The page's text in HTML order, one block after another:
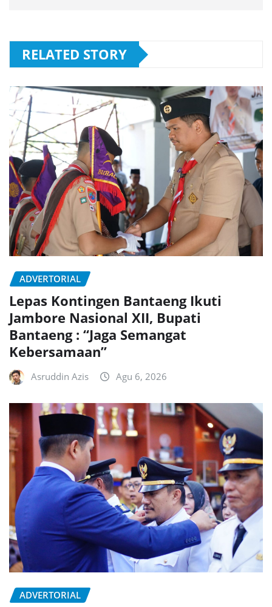
RELATED STORY
ADVERTORIAL
Lepas Kontingen Bantaeng Ikuti
Jambore Nasional XII, Bupati
Bantaeng : “Jaga Semangat
Kebersamaan”
Asruddin Azis Agu 6, 2026
ADVERTORIAL